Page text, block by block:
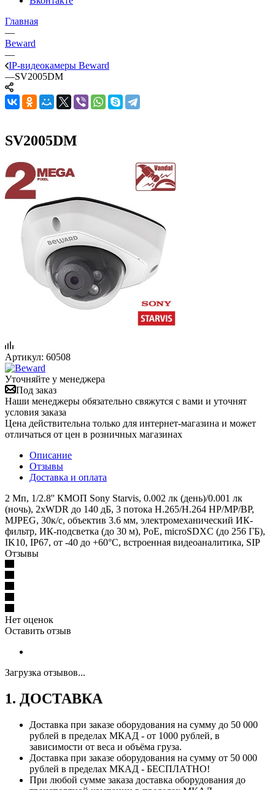
Главная
—
Beward
—
IP-видеокамеры Beward
—SV2005DM
SV2005DM
Артикул: 60508
Уточняйте у менеджера
Под заказ
Наши менеджеры обязательно свяжутся с вами и уточнят
условия заказа
Цена действительна только для интернет-магазина и может
отличаться от цен в розничных магазинах
Описание
Отзывы
Доставка и оплата
2 Мп, 1/2.8'' КМОП Sony Starvis, 0.002 лк (день)/0.001 лк
(ночь), 2xWDR до 140 дБ, 3 потока H.265/Н.264 HP/MP/BP,
MJPEG, 30к/с, объектив 3.6 мм, электромеханический ИК-
фильтр, ИК-подсветка (до 30 м), PoE, microSDXC (до 256 ГБ),
IK10, IP67, от -40 до +60°С, встроенная видеоаналитика, SIP
Отзывы
Нет оценок
Оставить отзыв
Загрузка отзывов...
1. ДОСТАВКА
Доставка при заказе оборудования на сумму до 50 000
рублей в пределах МКАД - от 1000 рублей, в
зависимости от веса и объёма груза.
Доставка при заказе оборудования на сумму от 50 000
рублей в пределах МКАД - БЕСПЛАТНО!
При любой сумме заказа доставка оборудования до